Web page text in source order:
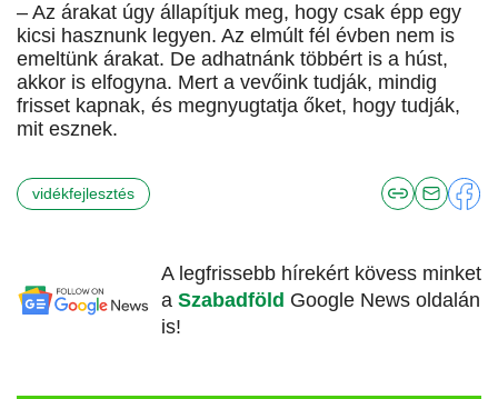
– Az árakat úgy állapítjuk meg, hogy csak épp egy
kicsi hasznunk legyen. Az elmúlt fél évben nem is
emeltünk árakat. De adhatnánk többért is a húst,
akkor is elfogyna. Mert a vevőink tudják, mindig
frisset kapnak, és megnyugtatja őket, hogy tudják,
mit esznek.
vidékfejlesztés
A legfrissebb hírekért kövess minket
a Szabadföld Google News oldalán
is!